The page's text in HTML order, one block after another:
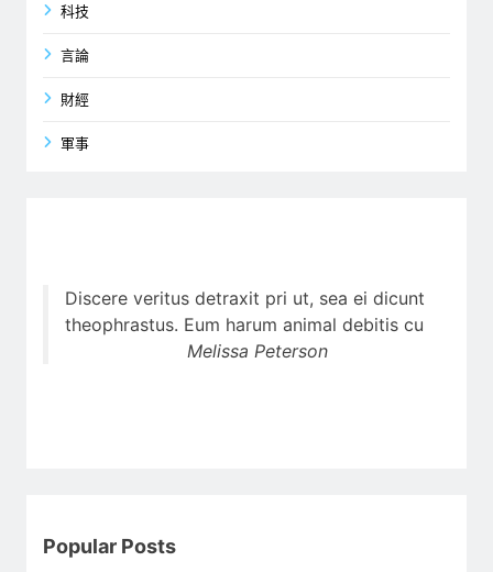
科技
言論
財經
軍事
Discere veritus detraxit pri ut, sea ei dicunt
theophrastus. Eum harum animal debitis cu
Melissa Peterson
Popular Posts